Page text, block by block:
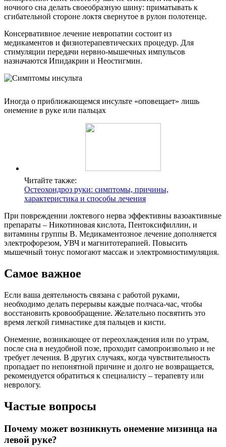
ночного сна делать своеобразную шину: приматывать к
сгибательной стороне локтя свернутое в рулон полотенце.
Консервативное лечение невропатии состоит из
медикаментов и физиотерапевтических процедур. Для
стимуляции передачи нервно-мышечных импульсов
назначаются Ипидакрин и Неостигмин.
Иногда о приближающемся инсульте «оповещает» лишь
онемение в руке или пальцах
Читайте также:
Остеохондроз руки: симптомы, причины,
характеристика и способы лечения
При повреждении локтевого нерва эффективны вазоактивные
препараты – Никотиновая кислота, Пентоксифиллин, и
витамины группы В. Медикаментозное лечение дополняется
электрофорезом, УВЧ и магнитотерапией. Повысить
мышечный тонус помогают массаж и электромиостимуляция.
Самое важное
Если ваша деятельность связана с работой руками,
необходимо делать перерывы каждые полчаса-час, чтобы
восстановить кровообращение. Желательно посвятить это
время легкой гимнастике для пальцев и кисти.
Онемение, возникающее от переохлаждения или по утрам,
после сна в неудобной позе, проходит самопроизвольно и не
требует лечения. В других случаях, когда чувствительность
пропадает по непонятной причине и долго не возвращается,
рекомендуется обратиться к специалисту – терапевту или
неврологу.
Частые вопросы
Почему может возникнуть онемение мизинца на
левой руке?